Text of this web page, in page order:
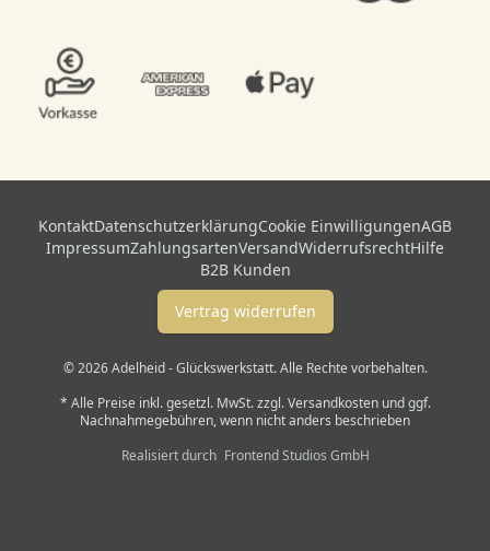
KontaktDatenschutzerklärungCookie EinwilligungenAGB
ImpressumZahlungsartenVersandWiderrufsrechtHilfe
B2B Kunden
Vertrag widerrufen
© 2026 Adelheid - Glückswerkstatt. Alle Rechte vorbehalten.
* Alle Preise inkl. gesetzl. MwSt. zzgl. Versandkosten und ggf.
Nachnahmegebühren, wenn nicht anders beschrieben
Realisiert durch Frontend Studios GmbH